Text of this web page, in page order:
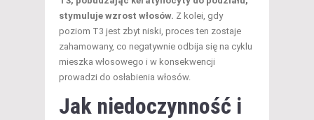
stymuluje wzrost włosów. Z kolei, gdy
poziom T3 jest zbyt niski, proces ten zostaje
zahamowany, co negatywnie odbija się na cyklu
mieszka włosowego i w konsekwencji
prowadzi do osłabienia włosów.
Jak niedoczynność i